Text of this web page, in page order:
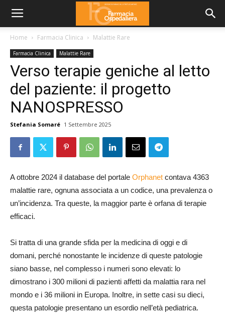
Home Farmacia Clinica Malattie Rare
Farmacia Clinica Malattie Rare
Verso terapie geniche al letto
del paziente: il progetto
NANOSPRESSO
Stefania Somaré 1 Settembre 2025
A ottobre 2024 il database del portale Orphanet contava 4363
malattie rare, ognuna associata a un codice, una prevalenza o
un’incidenza. Tra queste, la maggior parte è orfana di terapie
efficaci.
Si tratta di una grande sfida per la medicina di oggi e di
domani, perché nonostante le incidenze di queste patologie
siano basse, nel complesso i numeri sono elevati: lo
dimostrano i 300 milioni di pazienti affetti da malattia rara nel
mondo e i 36 milioni in Europa. Inoltre, in sette casi su dieci,
questa patologie presentano un esordio nell’età pediatrica.